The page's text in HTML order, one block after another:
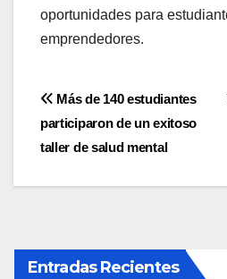
oportunidades para
emprendedores.
Navegación
de
entradas
Más de 140 estudiantes
participaron de un exitoso
taller de salud mental
Entradas Recientes